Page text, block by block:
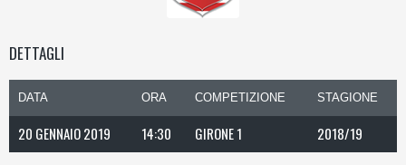
DETTAGLI
DATA ORA COMPETIZIONE STAGIONE
20 GENNAIO 2019 14:30 GIRONE 1 2018/19